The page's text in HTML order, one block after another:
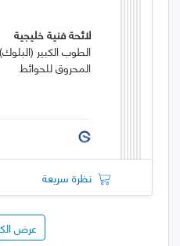
لائحة فنية خليجية
الطوب الكبير
المحروق للحوائط
نظرة سريعة
عرض